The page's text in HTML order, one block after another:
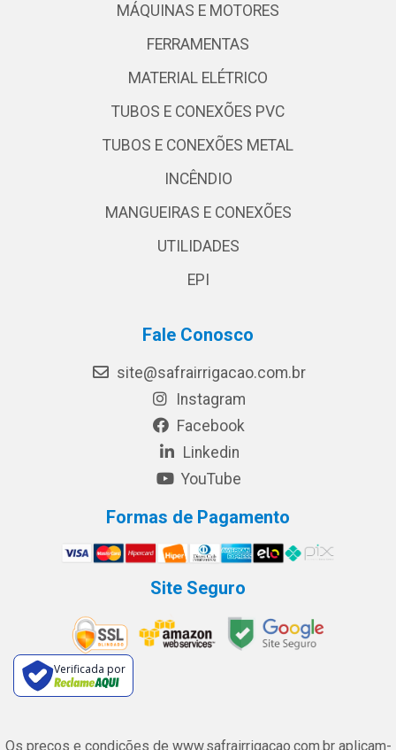
MÁQUINAS E MOTORES
FERRAMENTAS
MATERIAL ELÉTRICO
TUBOS E CONEXÕES PVC
TUBOS E CONEXÕES METAL
INCÊNDIO
MANGUEIRAS E CONEXÕES
UTILIDADES
EPI
Fale Conosco
site@safrairrigacao.com.br
Instagram
Facebook
Linkedin
YouTube
Formas de Pagamento
Site Seguro
Verificada por
Os preços e condições de www.safrairrigacao.com.br aplicam-